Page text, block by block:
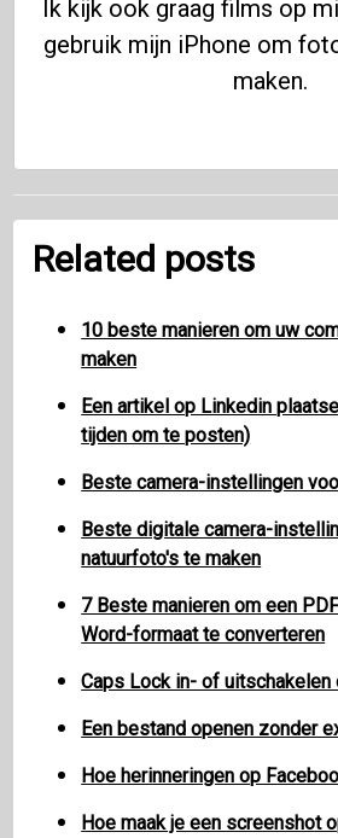
Ik kijk ook graag films op
gebruik mijn iPhone om
maken.
Related posts
10 beste manieren om uw
maken
Een artikel op Linkedin
tijden om te posten)
Beste camera-instellingen
Beste digitale camera-
natuurfoto's te maken
7 Beste manieren om een
Word-formaat te converteren
Caps Lock in- of uitschakelen
Een bestand openen zonder
Hoe herinneringen op
Hoe maak je een screenshot